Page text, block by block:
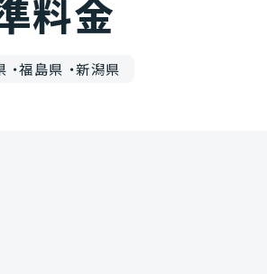
料金
・福島県 ・新潟県